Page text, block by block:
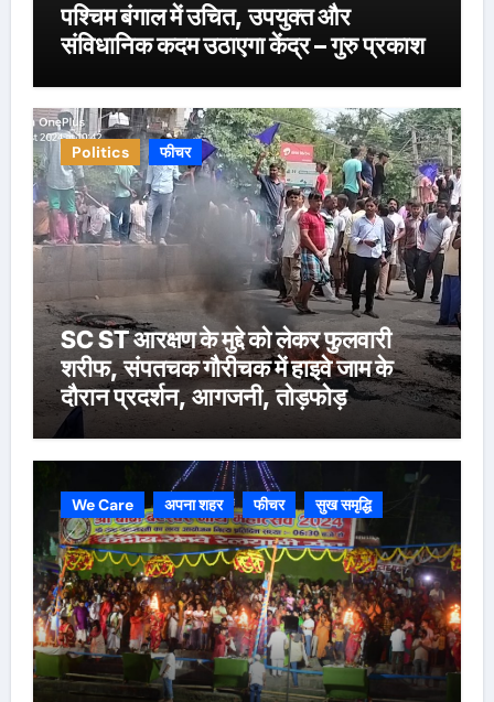
पश्चिम बंगाल में उचित, उपयुक्त और
संविधानिक कदम उठाएगा केंद्र – गुरु प्रकाश
Politics फीचर
SC ST आरक्षण के मुद्दे को लेकर फुलवारी
शरीफ, संपतचक गौरीचक में हाइवे जाम के
दौरान प्रदर्शन, आगजनी, तोड़फोड़
We Care अपना शहर फीचर सुख समृद्धि